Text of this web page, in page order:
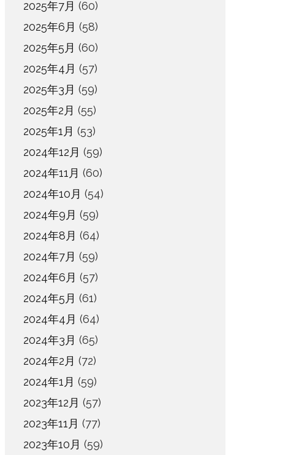
2025年7月 (60)
2025年6月 (58)
2025年5月 (60)
2025年4月 (57)
2025年3月 (59)
2025年2月 (55)
2025年1月 (53)
2024年12月 (59)
2024年11月 (60)
2024年10月 (54)
2024年9月 (59)
2024年8月 (64)
2024年7月 (59)
2024年6月 (57)
2024年5月 (61)
2024年4月 (64)
2024年3月 (65)
2024年2月 (72)
2024年1月 (59)
2023年12月 (57)
2023年11月 (77)
2023年10月 (59)